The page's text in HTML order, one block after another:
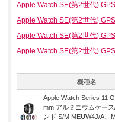
Apple Watch SE(第2世代)
Apple Watch SE(第2世代)
Apple Watch SE(第2世代)
Apple Watch SE(第2世代)
機種名
Apple Watch Series 11
mm アルミニウムケー
ンド S/M MEUW4J/A、